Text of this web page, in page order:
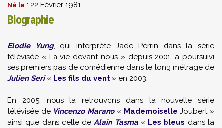
Né le : 22 Février 1981
Biographie
Elodie Yung, qui interprète Jade Perrin dans la série
télévisée « La vie devant nous » depuis 2001, a poursuivi
ses premiers pas de comédienne dans le long métrage de
Julien Seri« Les fils du vent » en 2003.
En 2005, nous la retrouvons dans la nouvelle série
télévisée de Vincenzo Marano« Mademoiselle Joubert »
ainsi que dans celle deAlain Tasma« Les bleus dans la